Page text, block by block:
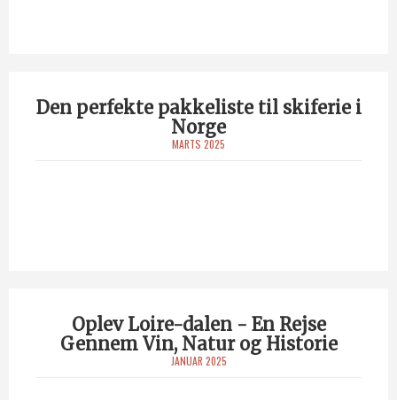
Den perfekte pakkeliste til skiferie i
Norge
MARTS 2025
Oplev Loire-dalen - En Rejse
Gennem Vin, Natur og Historie
JANUAR 2025